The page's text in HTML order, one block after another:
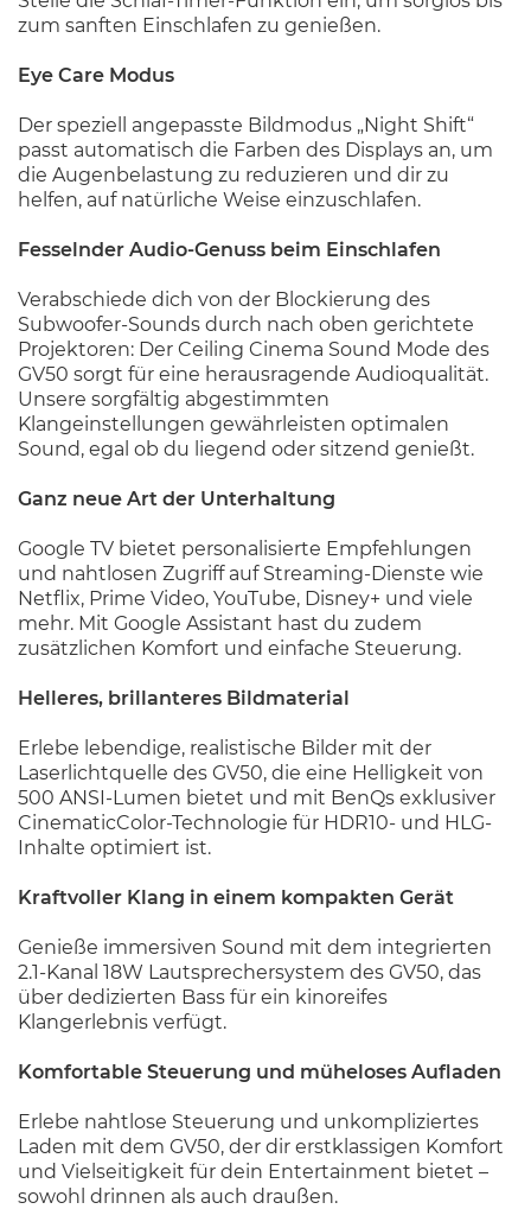
zum sanften Einschlafen zu genießen.
Eye Care Modus
Der speziell angepasste Bildmodus „Night Shift“
passt automatisch die Farben des Displays an, um
die Augenbelastung zu reduzieren und dir zu
helfen, auf natürliche Weise einzuschlafen.
Fesselnder Audio-Genuss beim Einschlafen
Verabschiede dich von der Blockierung des
Subwoofer-Sounds durch nach oben gerichtete
Projektoren: Der Ceiling Cinema Sound Mode des
GV50 sorgt für eine herausragende Audioqualität.
Unsere sorgfältig abgestimmten
Klangeinstellungen gewährleisten optimalen
Sound, egal ob du liegend oder sitzend genießt.
Ganz neue Art der Unterhaltung
Google TV bietet personalisierte Empfehlungen
und nahtlosen Zugriff auf Streaming-Dienste wie
Netflix, Prime Video, YouTube, Disney+ und viele
mehr. Mit Google Assistant hast du zudem
zusätzlichen Komfort und einfache Steuerung.
Helleres, brillanteres Bildmaterial
Erlebe lebendige, realistische Bilder mit der
Laserlichtquelle des GV50, die eine Helligkeit von
500 ANSI-Lumen bietet und mit BenQs exklusiver
CinematicColor-Technologie für HDR10- und HLG-
Inhalte optimiert ist.
Kraftvoller Klang in einem kompakten Gerät
Genieße immersiven Sound mit dem integrierten
2.1-Kanal 18W Lautsprechersystem des GV50, das
über dedizierten Bass für ein kinoreifes
Klangerlebnis verfügt.
Komfortable Steuerung und müheloses Aufladen
Erlebe nahtlose Steuerung und unkompliziertes
Laden mit dem GV50, der dir erstklassigen Komfort
und Vielseitigkeit für dein Entertainment bietet –
sowohl drinnen als auch draußen.